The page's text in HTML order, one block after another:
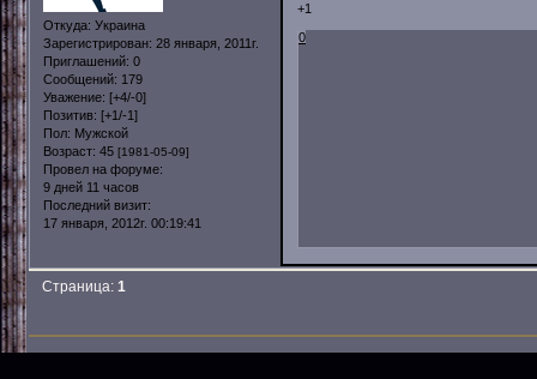
Откуда: Украина
Зарегистрирован: 28 января, 2011г.
Приглашений: 0
Сообщений: 179
Уважение: [+4/-0]
Позитив: [+1/-1]
Пол: Мужской
Возраст: 45 [1981-05-09]
Провел на форуме:
9 дней 11 часов
Последний визит:
17 января, 2012г. 00:19:41
+1
0
Страница:1